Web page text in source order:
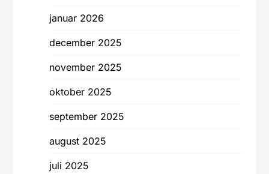
januar 2026
december 2025
november 2025
oktober 2025
september 2025
august 2025
juli 2025